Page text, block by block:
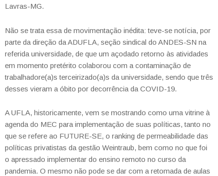
Lavras-MG.
Não se trata essa de movimentação inédita: teve-se notícia, por
parte da direção da ADUFLA, seção sindical do ANDES-SN na
referida universidade, de que um açodado retorno às atividades
em momento pretérito colaborou com a contaminação de
trabalhadore(a)s terceirizado(a)s da universidade, sendo que três
desses vieram a óbito por decorrência da COVID-19.
A UFLA, historicamente, vem se mostrando como uma vitrine à
agenda do MEC para implementação de suas políticas, tanto no
que se refere ao FUTURE-SE, o ranking de permeabilidade das
políticas privatistas da gestão Weintraub, bem como no que foi
o apressado implementar do ensino remoto no curso da
pandemia. O mesmo não pode se dar com a retomada de aulas